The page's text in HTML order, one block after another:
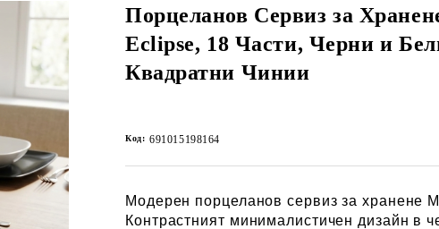
Порцеланов Сервиз за
Eclipse, 18 Части, Черни и
Квадратни Чинии
Код: 691015198164
Модерен порцеланов сервиз за хранене
Контрастният минималистичен дизайн в